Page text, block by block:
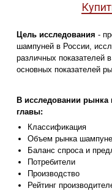
Цель исследования -
шампуней в России,
различных показателей
основных показателей
В исследовании
главы:
Классификация
Объем рынка
Баланс спроса и
Потребители
Производство
Рейтинг